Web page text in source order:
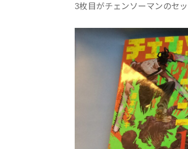
3枚目がチェンソーマンのセ